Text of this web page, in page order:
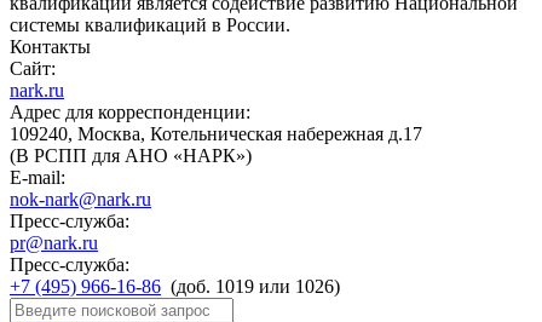
системы квалификаций в России.
Контакты
Сайт:
nark.ru
Адрес для корреспонденции:
109240, Москва, Котельническая набережная д.17
(В РСПП для АНО «НАРК»)
E-mail:
nok-nark@nark.ru
Пресс-служба:
pr@nark.ru
Пресс-служба:
+7 (495) 966-16-86 (доб. 1019 или 1026)